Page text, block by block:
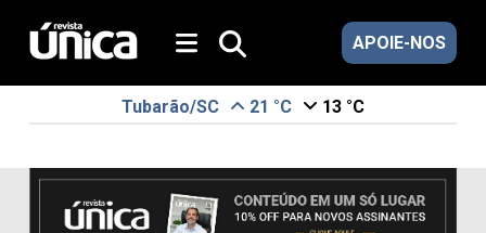
APOIE-NOS
Tubarão/SC 21 °C 13 °C